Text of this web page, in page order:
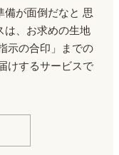
備が面倒だなと 思
は、お求めの生地
示の合印」までの
けするサービスで